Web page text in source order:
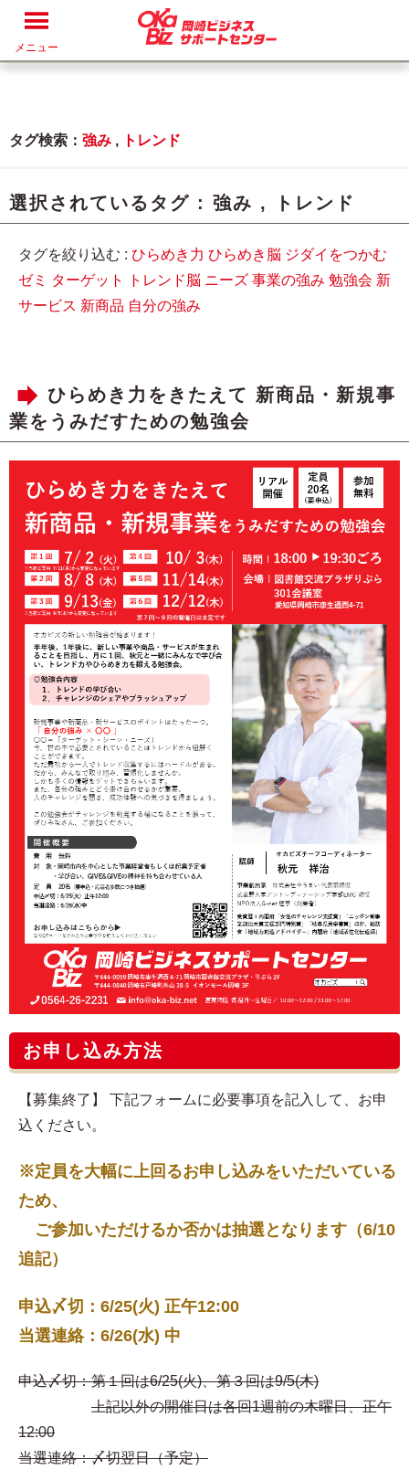
メニュー
タグ検索： 強み , トレンド
選択されているタグ : 強み , トレンド
タグを絞り込む : ひらめき力 ひらめき脳 ジダイをつかむ
ゼミ
ターゲット トレンド脳 ニーズ 事業の強み 勉強会 新
サービス 新商品 自分の強み
ひらめき力をきたえて 新商品・新規事
業をうみだすための勉強会
お申し込み方法
【募集終了】 下記フォームに必要事項を記入して、お申
込ください。
※定員を大幅に上回るお申し込みをいただいている
ため、
ご参加いただけるか否かは抽選となります（6/10
追記）
申込〆切：6/25(火) 正午12:00
当選連絡：6/26(水) 中
申込〆切：第１回は6/25(火)、第３回は9/5(木)
上記以外の開催日は各回1週前の木曜日、正午
12:00
当選連絡：〆切翌日（予定）